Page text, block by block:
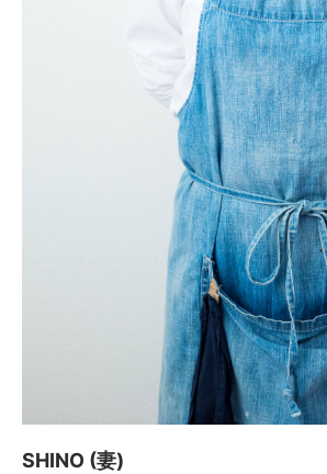
SHINO (妻)